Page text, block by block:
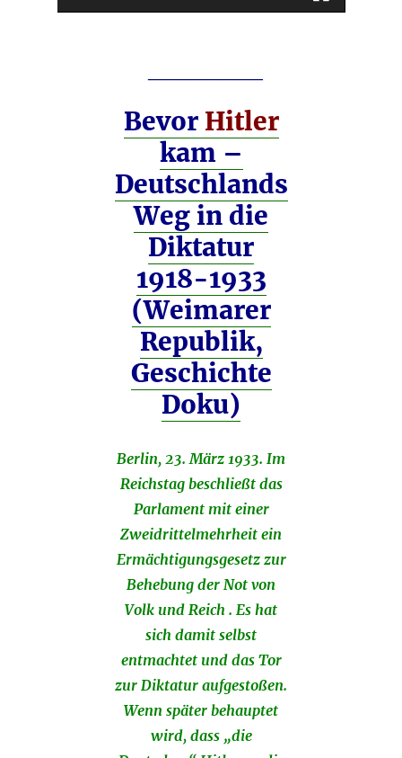
Bevor Hitler
kam –
Deutschlands
Weg in die
Diktatur
1918-1933
(Weimarer
Republik,
Geschichte
Doku)
Berlin, 23. März 1933. Im
Reichstag beschließt das
Parlament mit einer
Zweidrittelmehrheit ein
Ermächtigungsgesetz zur
Behebung der Not von
Volk und Reich . Es hat
sich damit selbst
entmachtet und das Tor
zur Diktatur aufgestoßen.
Wenn später behauptet
wird, dass „die